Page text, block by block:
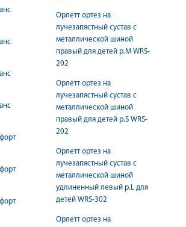
Орлетт ортез на
лучезапястный сустав с
металлической шиной
правый для детей р.M WRS-
202
Орлетт ортез на
лучезапястный сустав с
металлической шиной
правый для детей р.S WRS-
202
Орлетт ортез на
лучезапястный сустав с
металлической шиной
удлиненный левый р.L для
детей WRS-302
Орлетт ортез на